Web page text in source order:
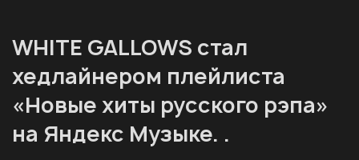
WHITE GALLOWS стал
хедлайнером плейлиста
«Новые хиты русского рэпа»
на Яндекс Музыке. .